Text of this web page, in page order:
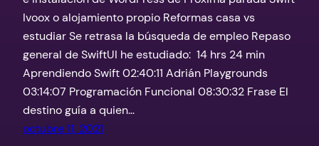
Ivoox o alojamiento propio Reformas casa vs
estudiar Se retrasa la búsqueda de empleo Repaso
general de SwiftUI he estudiado: 14 hrs 24 min
Aprendiendo Swift 02:40:11 Adrián Playgrounds
03:14:07 Programación Funcional 08:30:32 Frase El
destino guía a quien…
octubre 11, 2021